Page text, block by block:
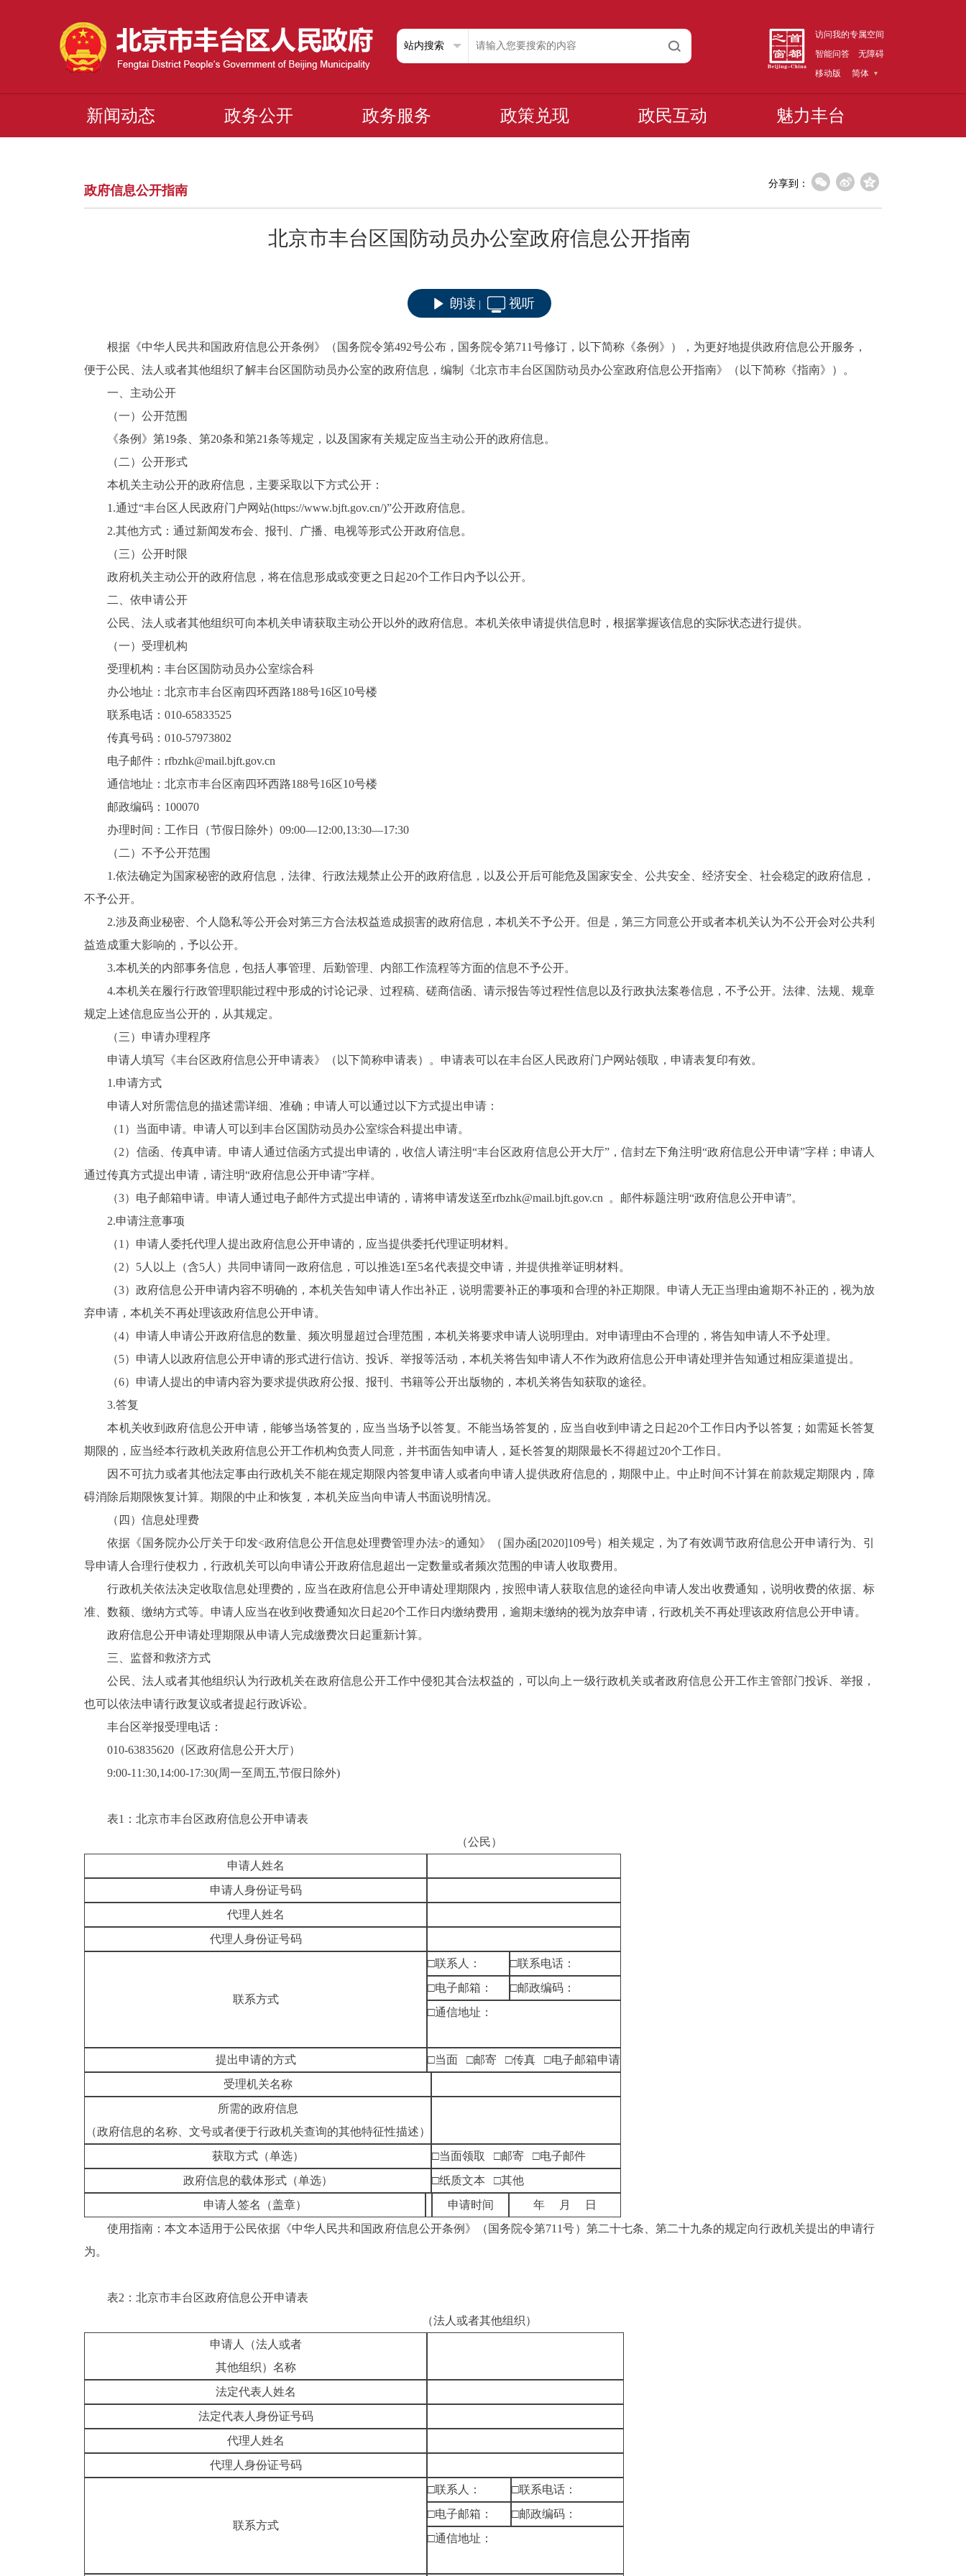
访问我的专属空间
智能问答
无障碍
移动版
简体
新闻动态 政务公开 政务服务 政策兑现 政民互动 魅力丰台
政府信息公开指南 分享到：
北京市丰台区国防动员办公室政府信息公开指南
朗读 视听
根据《中华人民共和国政府信息公开条例》（国务院令第492号公布，国务院令第711号修订，以下简称《条例》），为更好地提供政府信息公开服务，
便于公民、法人或者其他组织了解丰台区国防动员办公室的政府信息，编制《北京市丰台 区国防动员办公室政府信息公开指南》（以下简称《指南》）。
一、主动公开
（一）公开范围
《条例》第19条、第20条和第21条等规定，以及国家有关规定应当主动公开的政府信息。
（二）公开形式
本机关主动公开的政府信息，主要采取以下方式公开：
1.通过“丰台区人民政府门户网站(https://www.bjft.gov.cn/)”公开政府信息。
2.其他方式：通过新闻发布会、报刊、广播、电视等形式公开政府信息。
（三）公开时限
政府机关主动公开的政府信息，将在信息形成或变更之日起20个工作日内予以公开。
二、依申请公开
公民、法人或者其他组织可向本机关申请获取主动公开以外的政府信息。本机关依申请提供信息时，根据掌握该信息的实际状态进行提供。
（一）受理机构
受理机构：丰台区国防动员办公室综合科
办公地址：北京市丰台区南四环西路188号16区10号楼
联系电话：010-65833525
传真号码：010-57973802
电子邮件：rfbzhk@mail.bjft.gov.cn
通信地址：北京市丰台区南四环西路188号16区10号楼
邮政编码：100070
办理时间：工作日（节假日除外）09:00—12:00,13:30—17:30
（二）不予公开范围
1.依法确定为国家秘密的政府信息，法律、行政法规禁止公开的政府信息，以及公开后可能危及国家安全、公共安全、经济安全、社会稳定的政府信息，
不予公开。
2.涉及商业秘密、个人隐私等公开会对第三方合法权益造成损害的政府信息，本机关不予公开。但是，第三方同意公开或者本机关认为不公开会对公共利
益造成重大影响的，予以公开。
3.本机关的内部事务信息，包括人事管理、后勤管理、内部工作流程等方面的信息不予公开。
4.本机关在履行行政管理职能过程中形成的讨论记录、过程稿、磋商信函、请示报告等过程性信息以及行政执法案卷信息，不予公开。法律、法规、规章
规定上述信息应当公开的，从其规定。
（三）申请办理程序
申请人填写《丰台区政府信息公开申请表》（以下简称申请表）。申请表可以在丰台区人民政府门户网站领取，申请表复印有效。
1.申请方式
申请人对所需信息的描述需详细、准确；申请人可以通过以下方式提出申请：
（1）当面申请。申请人可以到丰台区国防动员办公室综合科提出申请。
（2）信函、传真申请。申请人通过信函方式提出申请的，收信人请注明“丰台区政府信息公开大厅”，信封左下角注明“政府信息公开申请”字样；申请人
通过传真方式提出申请，请注明“政府信息公开申请”字样。
（3）电子邮箱申请。申请人通过电子邮件方式提出申请的，请将申请发送至rfbzhk@mail.bjft.gov.cn 。邮件标题注明“政府信息公开申请”。
2.申请注意事项
（1）申请人委托代理人提出政府信息公开申请的，应当提供委托代理证明材料。
（2）5人以上（含5人）共同申请同一政府信息，可以推选1至5名代表提交申请，并提供推举证明材料。
（3）政府信息公开申请内容不明确的，本机关告知申请人作出补正，说明需要补正的事项和合理的补正期限。申请人无正当理由逾期不补正的，视为放
弃申请，本机关不再处理该政府信息公开申请。
（4）申请人申请公开政府信息的数量、频次明显超过合理范围，本机关将要求申请人说明理由。对申请理由不合理的，将告知申请人不予处理。
（5）申请人以政府信息公开申请的形式进行信访、投诉、举报等活动，本机关将告知申请人不作为政府信息公开申请处理并告知通过相应渠道提出。
（6）申请人提出的申请内容为要求提供政府公报、报刊、书籍等公开出版物的，本机关将告知获取的途径。
3.答复
本机关收到政府信息公开申请，能够当场答复的，应当当场予以答复。不能当场答复的，应当自收到申请之日起20个工作日内予以答复；如需延长答复
期限的，应当经本行政机关政府信息公开工作机构负责人同意，并书面告知申请人，延长答复的期限最长不得超过20个工作日。
因不可抗力或者其他法定事由行政机关不能在规定期限内答复申请人或者向申请人提供政府信息的，期限中止。中止时间不计算在前款规定期限内，障
碍消除后期限恢复计算。期限的中止和恢复，本机关应当向申请人书面说明情况。
（四）信息处理费
依据《国务院办公厅关于印发<政府信息公开信息处理费管理办法>的通知》（国办函[2020]109号）相关规定，为了有效调节政府信息公开申请行为、引
导申请人合理行使权力，行政机关可以向申请公开政府信息超出一定数量或者频次范围的申请人收取费用。
行政机关依法决定收取信息处理费的，应当在政府信息公开申请处理期限内，按照申请人获取信息的途径向申请人发出收费通知，说明收费的依据、标
准、数额、缴纳方式等。申请人应当在收到收费通知次日起20个工作日内缴纳费用，逾期未缴纳的视为放弃申请，行政机关不再处理该政府信息公开申请。
政府信息公开申请处理期限从申请人完成缴费次日起重新计算。
三、监督和救济方式
公民、法人或者其他组织认为行政机关在政府信息公开工作中侵犯其合法权益的，可以向上一级行政机关或者政府信息公开工作主管部门投诉、举报，
也可以依法申请行政复议或者提起行政诉讼。
丰台区举报受理电话：
010-63835620（区政府信息公开大厅）
9:00-11:30,14:00-17:30(周一至周五,节假日除外)
表1：北京市丰台区政府信息公开申请表
（公民）
申请人姓名
申请人身份证号码
代理人姓名
代理人身份证号码
联系方式
□联系人：
□联系电话：
□电子邮箱：
□邮政编码：
□通信地址：
提出申请的方式
□当面 □邮寄 □传真 □电子邮箱申请
受理机关名称
所需的政府信息
（政府信息的名称、文号或者便于行政机关查询的其他特征性描述）
获取方式（单选）
□当面领取 □邮寄 □电子邮件
政府信息的载体形式（单选）
□纸质文本 □其他
申请人签名（盖章）
申请时间
年 月 日
使用指南：本文本适用于公民依据《中华人民共和国政府信息公开条例》（国务院令第711号）第二十七条、第二十九条的规定向行政机关提出的申请行
为。
表2：北京市丰台区政府信息公开申请表
（法人或者其他组织）
申请人（法人或者
其他组织）名称
法定代表人姓名
法定代表人身份证号码
代理人姓名
代理人身份证号码
联系方式
□联系人：
□联系电话：
□电子邮箱：
□邮政编码：
□通信地址：